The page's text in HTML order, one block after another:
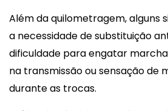
Além da quilometragem, alguns
a necessidade de substituição
dificuldade para engatar
na transmissão ou sensação de
durante as trocas.